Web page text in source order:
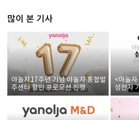
많이 본 기사
야놀자17주년 기념 야놀자 통합발
주센터 할인 프로모션 진행
<야놀
성전자